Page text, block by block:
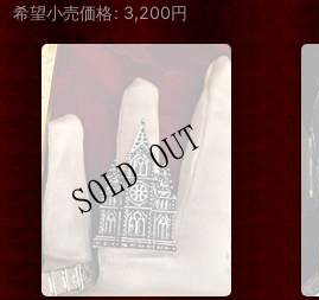
希望小売価格: 3,200円